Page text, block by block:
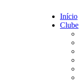
Início
Clube